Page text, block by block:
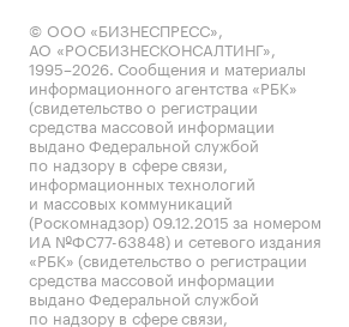
© ООО «БИЗНЕСПРЕСС»,
АО «РОСБИЗНЕСКОНСАЛТИНГ»,
1995–2026. Сообщения и материалы
информационного агентства «РБК»
(свидетельство о регистрации
средства массовой информации
выдано Федеральной службой
по надзору в сфере связи,
информационных технологий
и массовых коммуникаций
(Роскомнадзор) 09.12.2015 за номером
ИА №ФС77-63848) и сетевого издания
«РБК» (свидетельство о регистрации
средства массовой информации
выдано Федеральной службой
по надзору в сфере связи,